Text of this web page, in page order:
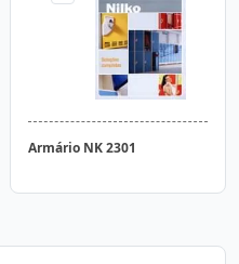
Armário NK 2301